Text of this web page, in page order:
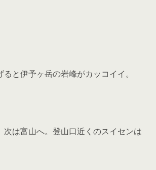
と伊予ヶ岳の岩峰がカッコイイ。
次は富山へ。登山口近くのスイセンは